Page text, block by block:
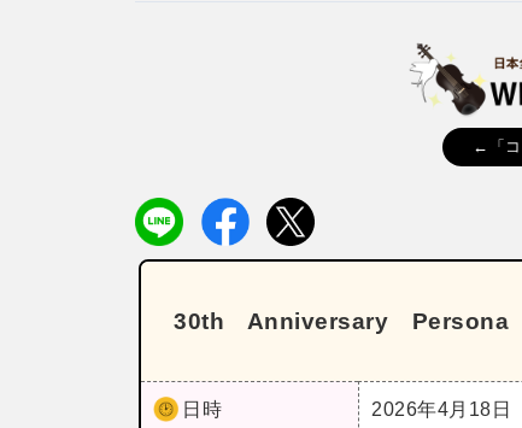
←「コ
30th Anniversary
日時
2026年4月18日